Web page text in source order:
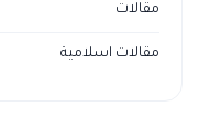
مقالات
مقالات اسلامية